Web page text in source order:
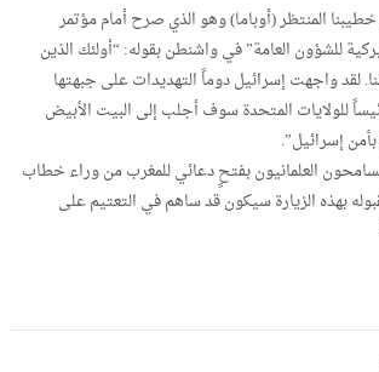
المنتظر (أوباما) وهو الذي صرح أمام مؤتمر
للشؤون العامة” في واشنطن بقوله: “أولئك الذين
لقد واجهت إسرائيل دوماً التهديدات على جبهتها
للولايات المتحدة سوف أجلب إلى البيت الأبيض
إسرائيل”.
العلمانيون بفتحٍ دعائي للمغرب من وراء خطاب
بهذه الزيارة سيكون قد ساهم في التعتيم على